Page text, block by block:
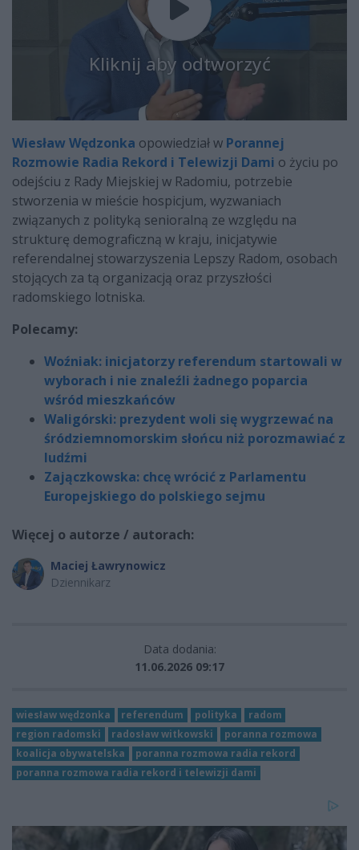
Kliknij aby odtworzyć
Wiesław Wędzonka opowiedział w Porannej
Rozmowie Radia Rekord i Telewizji Dami o życiu po
odejściu z Rady Miejskiej w Radomiu, potrzebie
stworzenia w mieście hospicjum, wyzwaniach
związanych z polityką senioralną ze względu na
strukturę demograficzną w kraju, inicjatywie
referendalnej stowarzyszenia Lepszy Radom, osobach
stojących za tą organizacją oraz przyszłości
radomskiego lotniska.
Polecamy:
Woźniak: inicjatorzy referendum startowali w
wyborach i nie znaleźli żadnego poparcia
wśród mieszkańców
Waligórski: prezydent woli się wygrzewać na
śródziemnomorskim słońcu niż porozmawiać z
ludźmi
Zajączkowska: chcę wrócić z Parlamentu
Europejskiego do polskiego sejmu
Więcej o autorze / autorach:
Maciej Ławrynowicz
Dziennikarz
Data dodania:
11.06.2026 09:17
wiesław wędzonka referendum polityka
radom
region radomski
radosław witkowski
poranna rozmowa
koalicja obywatelska
poranna rozmowa radia rekord
poranna rozmowa radia rekord i telewizji dami